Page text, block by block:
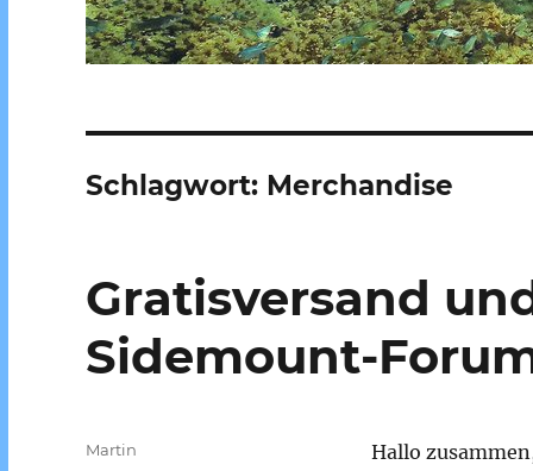
Schlagwort: Merchandise
Gratisversand
Sidemount-
Hallo
Autor
Martin